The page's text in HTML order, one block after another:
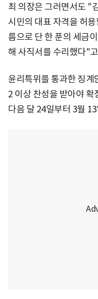
최 의장은 그러면서도 "
시민의 대표 자격을 허
름으로 단 한 푼의 세금
해 사직서를 수리했다"
윤리특위를 통과한 징계
2 이상 찬성을 받아야
다음 달 24일부터 3월